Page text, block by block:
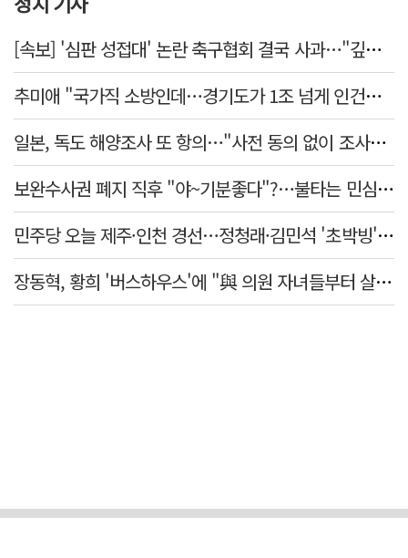
[속보] '심판 성접대' 논란 축구협회 결국 사과…"깊이 반성, 쇄신하겠다"
추미애 "국가직 소방인데…경기도가 1조 넘게 인건비 대납"
일본, 독도 해양조사 또 항의…"사전 동의 없이 조사" 주장
보완수사권 폐지 직후 "야~기분좋다"?…불타는 민심에 기름, 민주당 '말말말'[금주의 정치舌전]
민주당 오늘 제주·인천 경선…정청래·김민석 '초박빙' 승부
장동혁, 황희 '버스하우스'에 "與 의원 자녀들부터 살아보면 어떨까?"